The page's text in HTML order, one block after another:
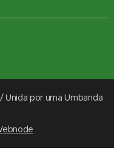
Unida por uma Umbanda